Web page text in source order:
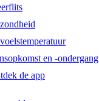
en -ondergang
de app